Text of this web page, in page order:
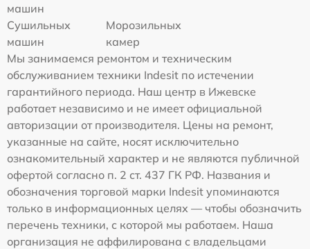
машин
Сушильных
машин
Морозильных
камер
Мы занимаемся ремонтом и техническим
обслуживанием техники Indesit по истечении
гарантийного периода. Наш центр в Ижевске
работает независимо и не имеет официальной
авторизации от производителя. Цены на ремонт,
указанные на сайте, носят исключительно
ознакомительный характер и не являются публичной
офертой согласно п. 2 ст. 437 ГК РФ. Названия и
обозначения торговой марки Indesit упоминаются
только в информационных целях — чтобы обозначить
перечень техники, с которой мы работаем. Наша
организация не аффилирована с владельцами